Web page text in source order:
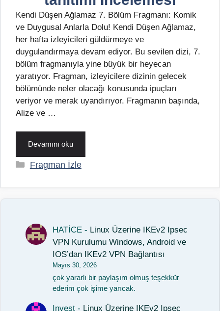
Kendi Düşen Ağlamaz 7. Bölüm Fragmanı: Komik
ve Duygusal Anlarla Dolu! Kendi Düşen Ağlamaz,
her hafta izleyicileri güldürmeye ve
duygulandırmaya devam ediyor. Bu sevilen dizi, 7.
bölüm fragmanıyla yine büyük bir heyecan
yaratıyor. Fragman, izleyicilere dizinin gelecek
bölümünde neler olacağı konusunda ipuçları
veriyor ve merak uyandırıyor. Fragmanın başında,
Alize ve …
Devamını oku
Kategoriler
Fragman İzle
HATİCE - Linux Üzerine IKEv2 Ipsec
VPN Kurulumu Windows, Android ve
IOS’dan IKEv2 VPN Bağlantısı
Mayıs 30, 2026
çok yararlı bir paylaşım olmuş teşekkür
ederim çok işime yarıcak.
Invest - Linux Üzerine IKEv2 Ipsec